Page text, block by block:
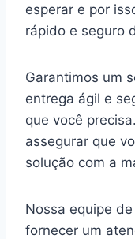
esperar e por
rápido e seguro
Garantimos um
entrega ágil e
que você
assegurar que
solução com a
Nossa equipe
fornecer um